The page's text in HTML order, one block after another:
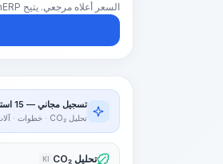
السعر أعلاه مرجعي. يتيح OpenConstructionERP إعادة استخدام هذا البند في تقدير كامل للمشروع — بأسعارك الإقليمية والكميات والهوامش.
تسجيل مجاني — 15 استعلام/يوم
تحليل CO₂ · خطوات · آلات · سلامة
تحليل CO₂ KI